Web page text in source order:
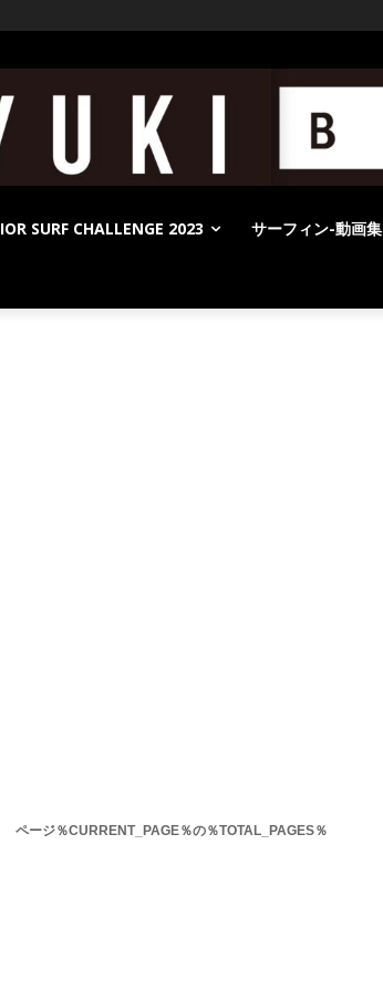
SURF CHALLENGE 2023 サーフィン-動画集
ページ％CURRENT_PAGE％の％TOTAL_PAGES％